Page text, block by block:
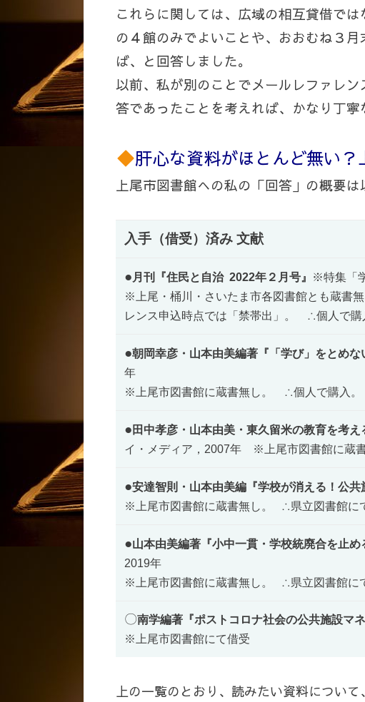
これらに関しては、広域の相互貸借で
の４館のみでよいことや、おおむね３
ば、と回答しました。
以前、私が別のことでメールレファレ
答であったことを考えれば、かなり丁寧
肝心な資料がほとんど無い？
上尾市図書館への私の「回答」の概要は
入手（借受）済み 文献
● 月刊『住民と自治 2022年２月号』
※特集「
※上尾・桶川・さいたま市各図書館とも蔵書
レンス申込時点では「禁帯出」。 ∴個人で購
●朝岡幸彦・山本由美編著『「学び」をとめな
年
※上尾市図書館に蔵書無し。 ∴個人で購入。
● 田中孝彦・山本由美・東久留米の教育を考え
イ・メディア，2007年
※上尾市図書館に蔵
●安達智則・山本由美編『学校が消える！公共
※上尾市図書館に蔵書無し。 ∴県立図書館に
●山本由美編著『小中一貫・学校統廃合を止め
2019年
※上尾市図書館に蔵書無し。 ∴県立図書館に
〇南学編著『ポストコロナ社会の公共施設マネ
※上尾市図書館にて借受
上の一覧のとおり、読みたい資料について